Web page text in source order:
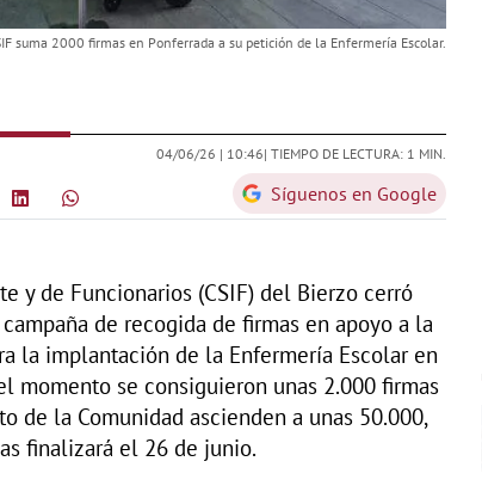
suma 2000 firmas en Ponferrada a su petición de la Enfermería Escolar.
04/06/26 | 10:46| TIEMPO DE LECTURA: 1 MIN.
Síguenos en Google
y de Funcionarios (CSIF) del Bierzo cerró
de recogida de firmas en apoyo a la
la implantación de la Enfermería Escolar en
momento se consiguieron unas 2.000 firmas
de la Comunidad ascienden a unas 50.000,
finalizará el 26 de junio.